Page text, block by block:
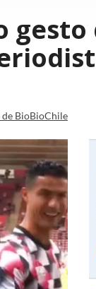
gesto
BioBioChile